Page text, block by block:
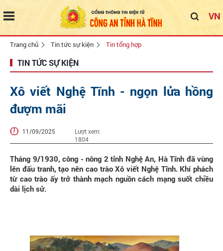
VN
Trang chủ Tin tức sự kiện Tin tổng hợp
TIN TỨC SỰ KIỆN
Xô viết Nghệ Tĩnh - ngọn lửa hồng
đượm mãi
11/09/2025
Lượt xem:
1804
Tháng 9/1930, công - nông 2 tỉnh Nghệ An, Hà Tĩnh đã vùng
lên đấu tranh, tạo nên cao trào Xô viết Nghệ Tĩnh. Khí phách
từ cao trào ấy trở thành mạch nguồn cách mạng suốt chiều
dài lịch sử.